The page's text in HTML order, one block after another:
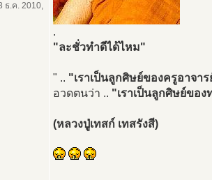
ธ.ค. 2010,
.
"ละชั่วทำดีได้ไหม"
" .. "เราเป็นลูกศิษย์ของครูอาจ
อวดตนว่า .. "เราเป็นลูกศิษย์ขอ
(หลวงปู่เทสก์ เทสรังสี)